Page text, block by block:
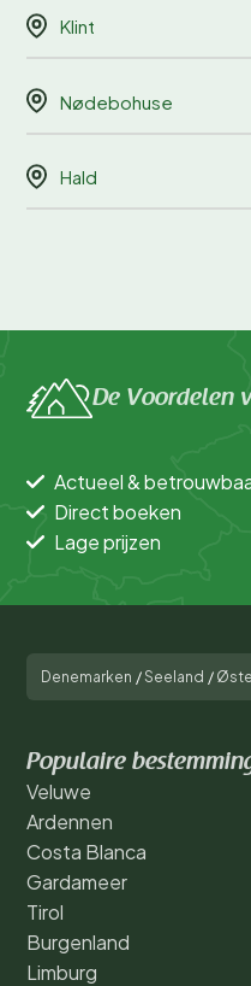
Klint
Nødebohuse
Hald
De Voordelen
Actueel &
Direct boeken
Lage prijzen
Denemarken /Seeland /
Populaire
Veluwe
Ardennen
Costa Blanca
Gardameer
Tirol
Burgenland
Limburg